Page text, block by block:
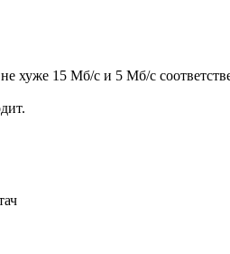
хуже 15 Мб/c и 5 Мб/с